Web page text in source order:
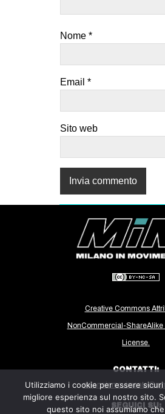
Nome *
Email *
Sito web
Creative Commons
NonCommercial-
License.
CONTATTI:
SEGUICI SU:
Utilizziamo i cookie per essere
migliore esperienza sul nostro sito.
questo sito noi assumiamo